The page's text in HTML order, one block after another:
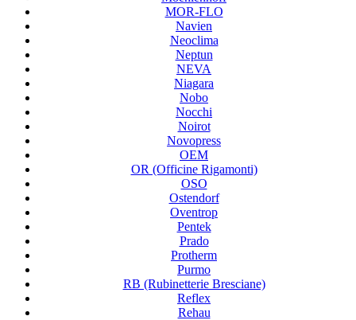
MOR-FLO
Navien
Neoclima
Neptun
NEVA
Niagara
Nobo
Nocchi
Noirot
Novopress
OEM
OR (Officine Rigamonti)
OSO
Ostendorf
Oventrop
Pentek
Prado
Protherm
Purmo
RB (Rubinetterie Bresciane)
Reflex
Rehau